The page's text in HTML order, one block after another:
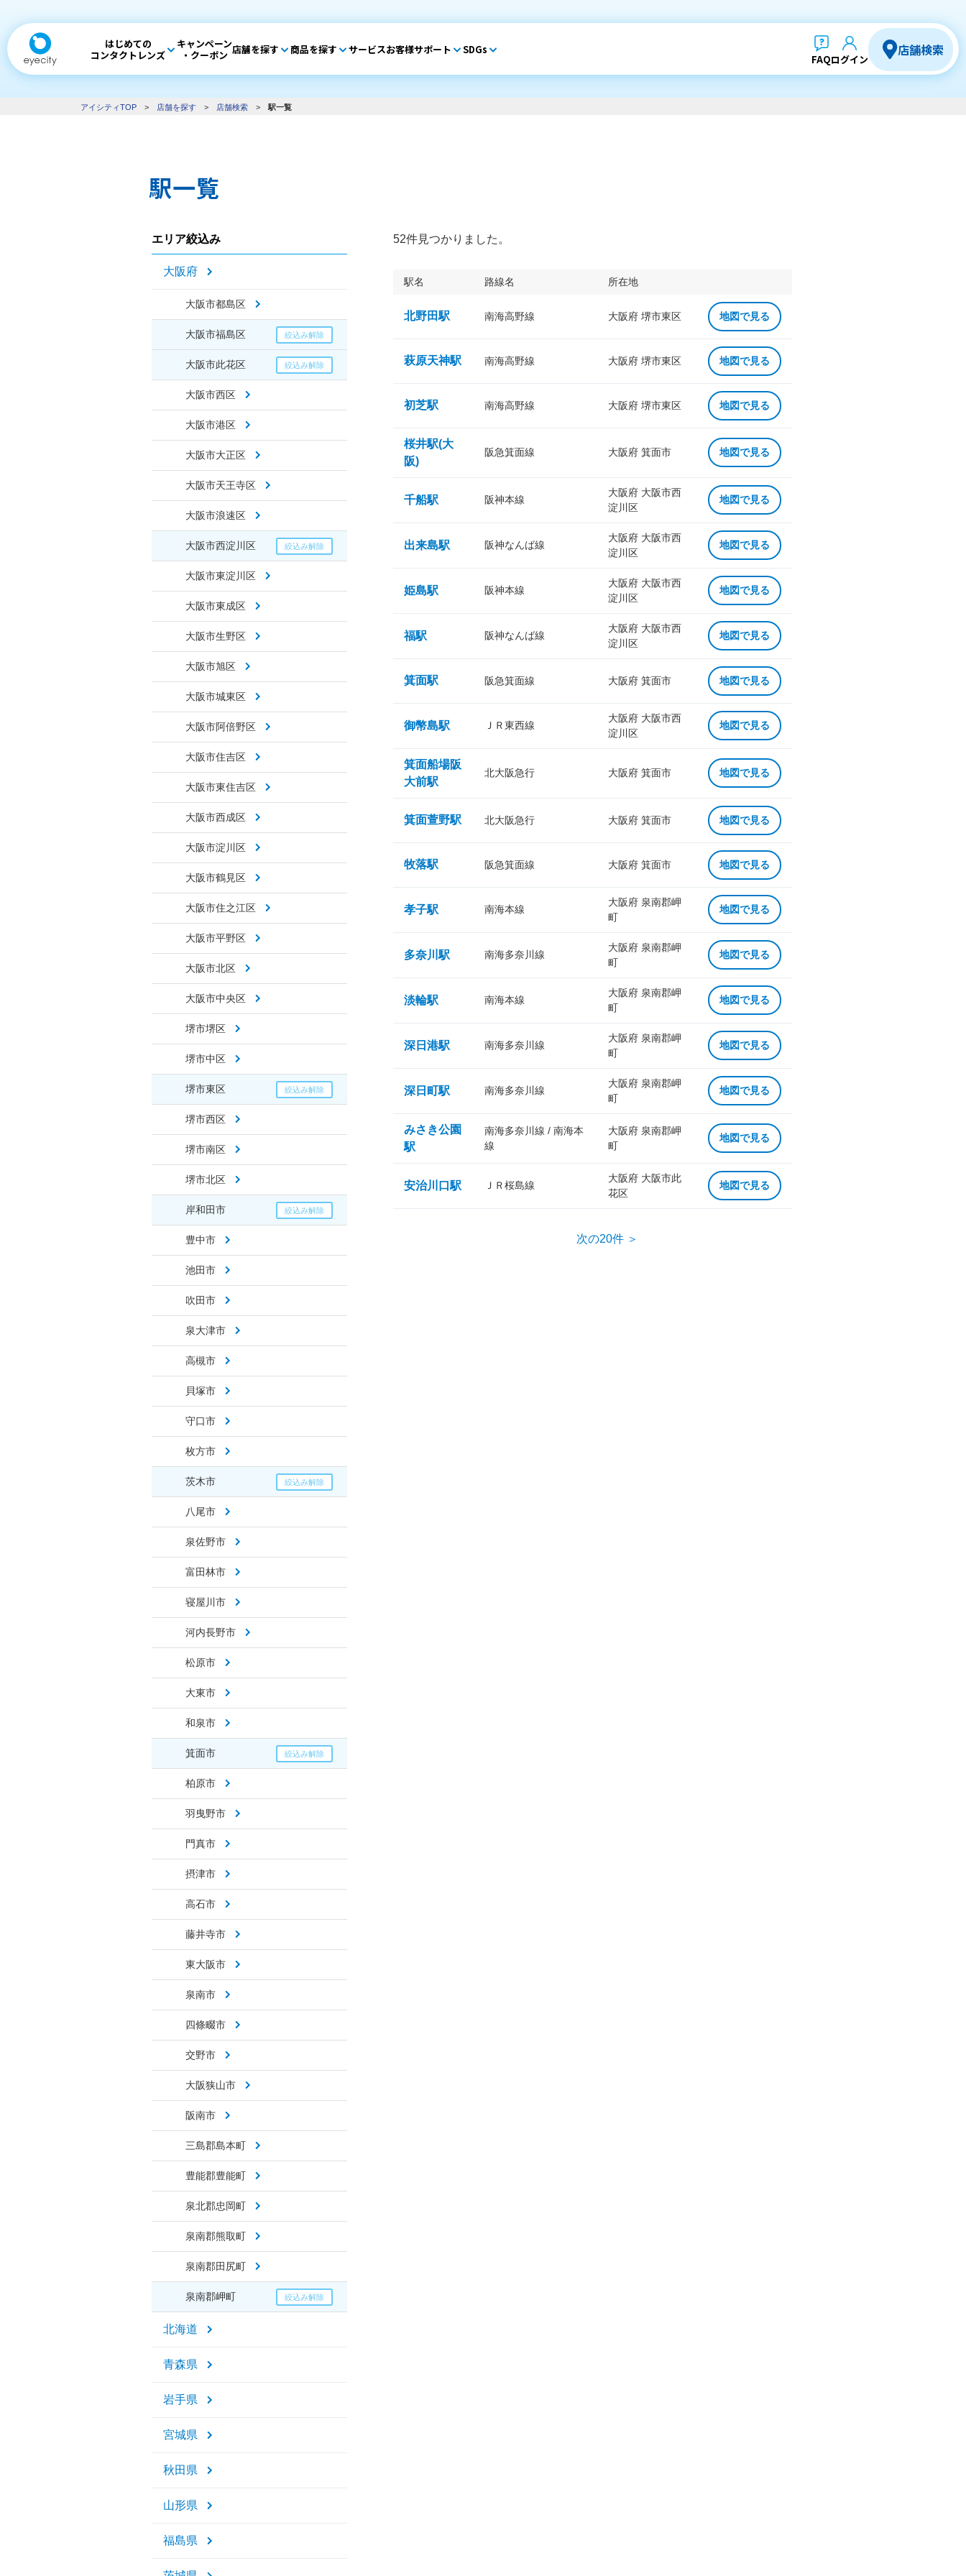
はじめての
コンタクトレンズ
キャンペーン
・クーポン 店舗を探す 商品を探す サービスお客様サポート SDGs
FAQログイン
店舗検索
アイシティTOP > 店舗を探す > 店舗検索 > 駅一覧
駅一覧
エリア絞込み
大阪府
大阪市都島区
大阪市福島区
大阪市此花区
大阪市西区
大阪市港区
大阪市大正区
大阪市天王寺区
大阪市浪速区
大阪市西淀川区
大阪市東淀川区
大阪市東成区
大阪市生野区
大阪市旭区
大阪市城東区
大阪市阿倍野区
大阪市住吉区
大阪市東住吉区
大阪市西成区
大阪市淀川区
大阪市鶴見区
大阪市住之江区
大阪市平野区
大阪市北区
大阪市中央区
堺市堺区
堺市中区
堺市東区
堺市西区
堺市南区
堺市北区
岸和田市
豊中市
池田市
吹田市
泉大津市
高槻市
貝塚市
守口市
枚方市
茨木市
八尾市
泉佐野市
富田林市
寝屋川市
河内長野市
松原市
大東市
和泉市
箕面市
柏原市
羽曳野市
門真市
摂津市
高石市
藤井寺市
東大阪市
泉南市
四條畷市
交野市
大阪狭山市
阪南市
三島郡島本町
豊能郡豊能町
泉北郡忠岡町
泉南郡熊取町
泉南郡田尻町
泉南郡岬町
北海道
青森県
岩手県
宮城県
秋田県
山形県
福島県
52件見つかりました。
駅名 路線名 所在地
北野田駅 南海高野線 大阪府 堺市東区 地図で見る
萩原天神駅 南海高野線 大阪府 堺市東区 地図で見る
初芝駅 南海高野線 大阪府 堺市東区 地図で見る
桜井駅(大
阪)
阪急箕面線 大阪府 箕面市 地図で見る
千船駅 阪神本線
大阪府 大阪市西
淀川区
地図で見る
出来島駅 阪神なんば線
大阪府 大阪市西
淀川区
地図で見る
姫島駅 阪神本線
大阪府 大阪市西
淀川区
地図で見る
福駅 阪神なんば線
大阪府 大阪市西
淀川区
地図で見る
箕面駅 阪急箕面線 大阪府 箕面市 地図で見る
御幣島駅 ＪＲ東西線
大阪府 大阪市西
淀川区
地図で見る
箕面船場阪
大前駅
北大阪急行 大阪府 箕面市 地図で見る
箕面萱野駅 北大阪急行 大阪府 箕面市 地図で見る
牧落駅 阪急箕面線 大阪府 箕面市 地図で見る
孝子駅 南海本線
大阪府 泉南郡岬
町
地図で見る
多奈川駅 南海多奈川線
大阪府 泉南郡岬
町
地図で見る
淡輪駅 南海本線
大阪府 泉南郡岬
町
地図で見る
深日港駅 南海多奈川線
大阪府 泉南郡岬
町
地図で見る
深日町駅 南海多奈川線
大阪府 泉南郡岬
町
地図で見る
みさき公園
駅
南海多奈川線 / 南海本
線
大阪府 泉南郡岬
町
地図で見る
安治川口駅 ＪＲ桜島線
大阪府 大阪市此
花区
地図で見る
次の20件 ＞